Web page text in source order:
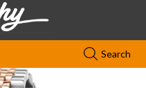
Search